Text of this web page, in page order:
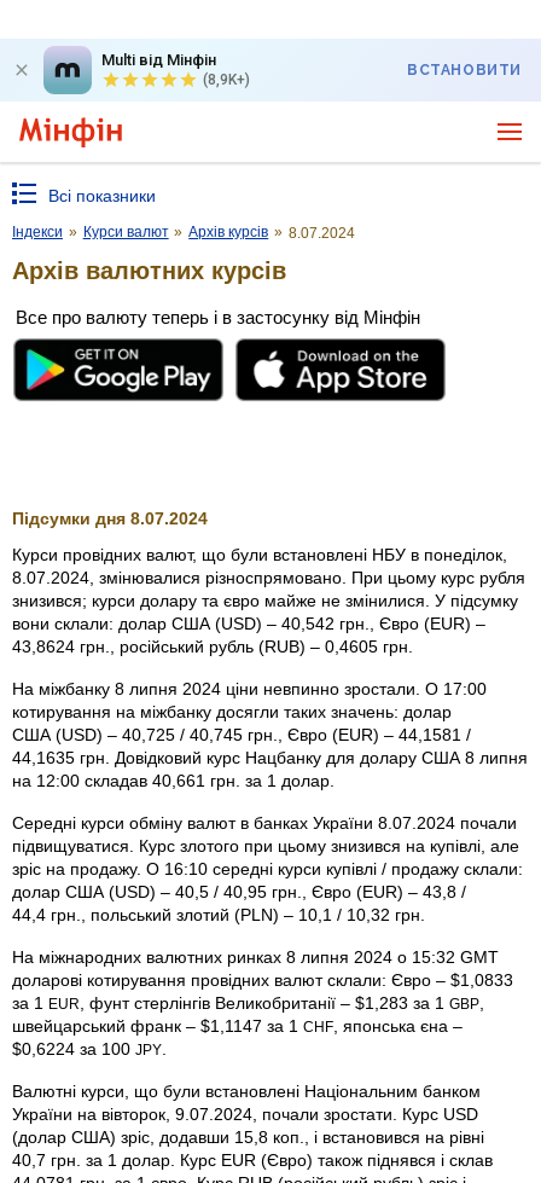
Multi від Мінфін
(8,9K+)
ВСТАНОВИТИ
Всі показники
Індекси » Курси валют » Архів курсів » 8.07.2024
Архів валютних курсів
Все про валюту теперь і в застосунку від Мінфін
Підсумки дня 8.07.2024
Курси провідних валют, що були встановлені НБУ в понеділок,
8.07.2024, змінювалися різноспрямовано. При цьому курс рубля
знизився; курси долару та євро майже не змінилися. У підсумку
вони склали: долар США (USD) – 40,542 грн., Євро (EUR) –
43,8624 грн., російський рубль (RUB) – 0,4605 грн.
На міжбанку 8 липня 2024 ціни невпинно зростали. О 17:00
котирування на міжбанку досягли таких значень: долар
США (USD) – 40,725 / 40,745 грн., Євро (EUR) – 44,1581 /
44,1635 грн. Довідковий курс Нацбанку для долару США 8 липня
на 12:00 складав 40,661 грн. за 1 долар.
Середні курси обміну валют в банках України 8.07.2024 почали
підвищуватися. Курс злотого при цьому знизився на купівлі, але
зріс на продажу. О 16:10 середні курси купівлі / продажу склали:
долар США (USD) – 40,5 / 40,95 грн., Євро (EUR) – 43,8 /
44,4 грн., польський злотий (PLN) – 10,1 / 10,32 грн.
На міжнародних валютних ринках 8 липня 2024 о 15:32 GMT
доларові котирування провідних валют склали: Євро – $1,0833
за 1 EUR , фунт стерлінгів Велико­британії – $1,283 за 1 GBP
швейцарський франк – $1,1147 за 1 CHF , японська єна –
$0,6224 за 100 JPY
Валютні курси, що були встановлені Національним банком
України на вівторок, 9.07.2024, почали зростати. Курс USD
(долар США) зріс, додавши 15,8 коп., і встановився на рівні
40,7 грн. за 1 долар. Курс EUR (Євро) також піднявся і склав